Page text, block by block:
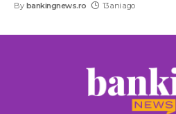
By bankingnews.ro 13 ani ago